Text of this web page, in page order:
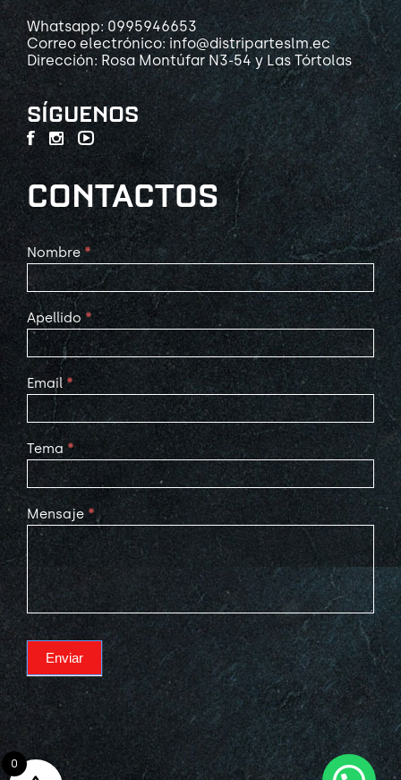
Whatsapp: 0995946653
Correo electrónico: info@distriparteslm.ec
Dirección: Rosa Montúfar N3-54 y Las Tórtolas
SÍGUENOS
CONTACTOS
Contact
Us
Nombre *
Apellido *
Email *
Tema *
Mensaje *
Enviar
0